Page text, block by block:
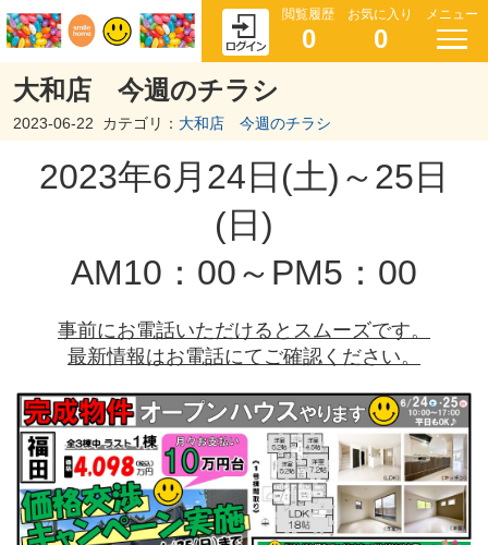
閲覧履歴
0
お気に入り
0
メニュー
大和店 今週のチラシ
2023-06-22 カテゴリ： 大和店 今週のチラシ
2023年6月24日(土)～25日
(日)
AM10：00～PM5：00
事前にお電話いただけるとスムーズです。
最新情報はお電話にてご確認ください。